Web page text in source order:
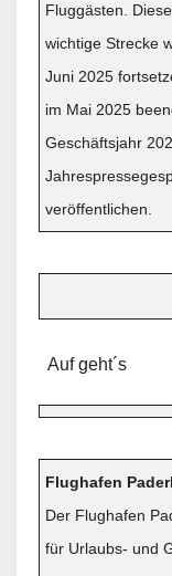
Fluggästen.
wichtige Strecke
Juni 2025
im Mai 2025
Geschäftsjahr
veröffentlichen.
Auf geht´s
Flughafen
Der Flughafen
für Urlaubs- und